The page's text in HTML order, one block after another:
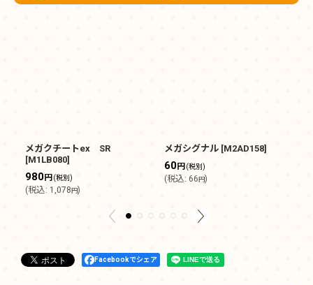
メガクチートex SR
[M1LB080]
980円(税別)
(税込: 1,078円)
メガシグナル [M2AD158]
60円(税別)
(税込: 66円)
Facebookでシェア